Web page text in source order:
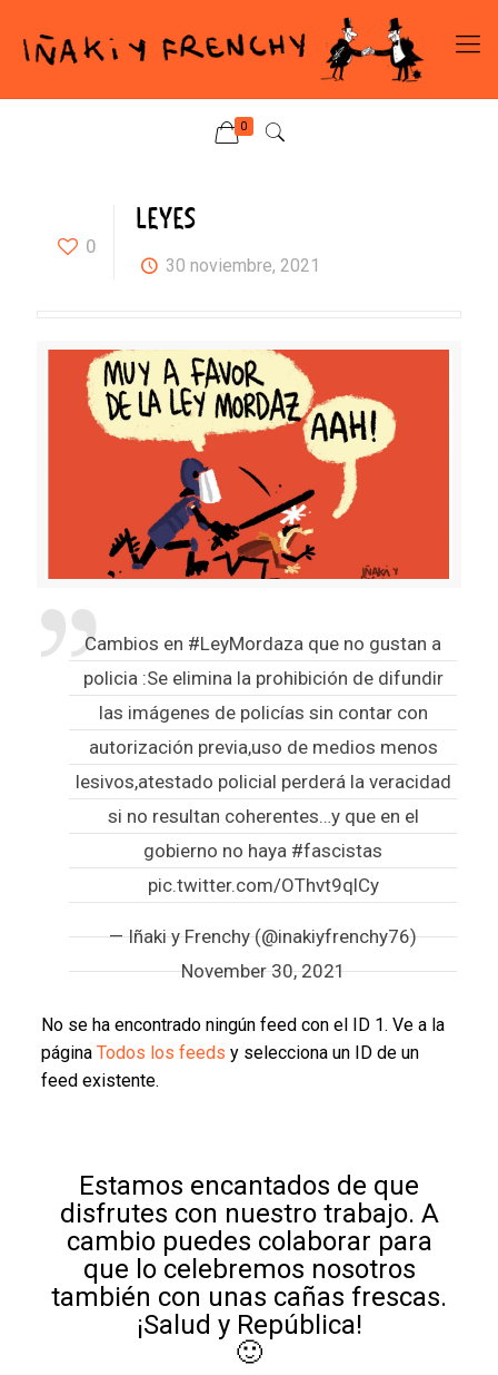
0
0
LEYES
30 noviembre, 2021
Cambios en #LeyMordaza que no gustan a
policia :Se elimina la prohibición de difundir
las imágenes de policías sin contar con
autorización previa,uso de medios menos
lesivos,atestado policial perderá la veracidad
si no resultan coherentes…y que en el
gobierno no haya #fascistas
pic.twitter.com/OThvt9qlCy
— Iñaki y Frenchy (@inakiyfrenchy76)
November 30, 2021
No se ha encontrado ningún feed con el ID 1. Ve a la
página Todos los feeds y selecciona un ID de un
feed existente.
Estamos encantados de que
disfrutes con nuestro trabajo. A
cambio puedes colaborar para
que lo celebremos nosotros
también con unas cañas frescas.
¡Salud y República!
🙂